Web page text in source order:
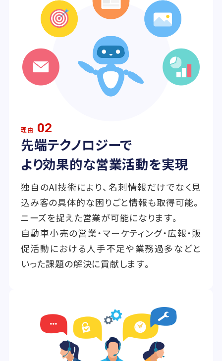
理由 02
先端テクノロジーで
より効果的な営業活動を実現
独自のAI技術により、名刺情報だけでなく見
込み客の具体的な困りごと情報も取得可能。
ニーズを捉えた営業が可能になります。
自動車小売の営業・マーケティング・広報・販
促活動における人手不足や業務過多などと
いった課題の解決に貢献します。